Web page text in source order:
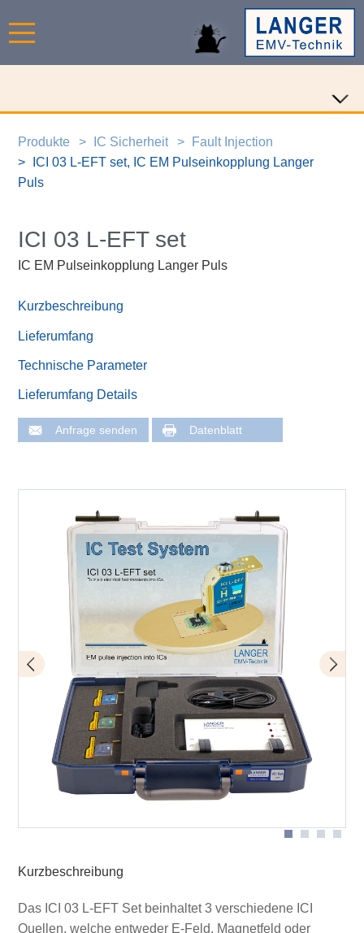
Produkte IC Sicherheit
Fault Injection
ICI 03 L-EFT set, IC EM Pulseinkopplung Langer
Puls
ICI 03 L-EFT set
IC EM Pulseinkopplung Langer Puls
Kurzbeschreibung
Lieferumfang
Technische Parameter
Lieferumfang Details
Anfrage senden Datenblatt
Schematischer Aufbau mit Mover
Schema Messaufbau
ICI probe in Anwendung
Kurzbeschreibung
Das ICI 03 L-EFT Set beinhaltet 3 verschiedene ICI
Quellen, welche entweder E-Feld, Magnetfeld oder